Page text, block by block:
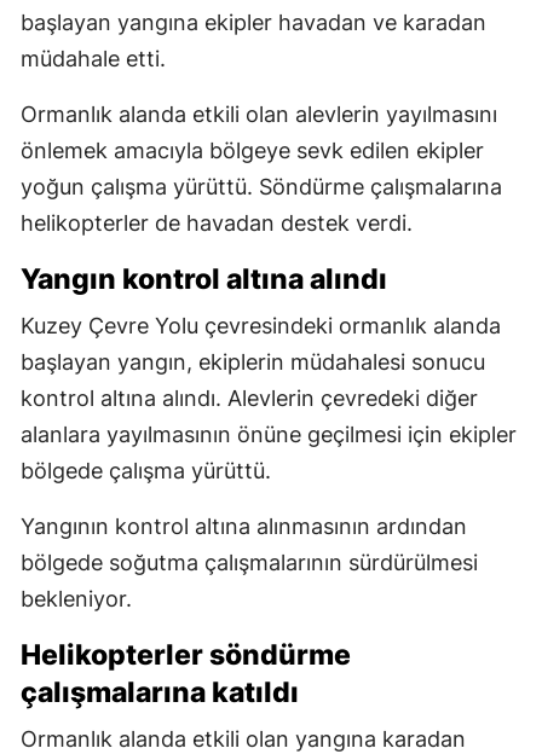
başlayan yangına ekipler havadan ve karadan
müdahale etti.
Ormanlık alanda etkili olan alevlerin yayılmasını
önlemek amacıyla bölgeye sevk edilen ekipler
yoğun çalışma yürüttü. Söndürme çalışmalarına
helikopterler de havadan destek verdi.
Yangın kontrol altına alındı
Kuzey Çevre Yolu çevresindeki ormanlık alanda
başlayan yangın, ekiplerin müdahalesi sonucu
kontrol altına alındı. Alevlerin çevredeki diğer
alanlara yayılmasının önüne geçilmesi için ekipler
bölgede çalışma yürüttü.
Yangının kontrol altına alınmasının ardından
bölgede soğutma çalışmalarının sürdürülmesi
bekleniyor.
Helikopterler söndürme
çalışmalarına katıldı
Ormanlık alanda etkili olan yangına karadan